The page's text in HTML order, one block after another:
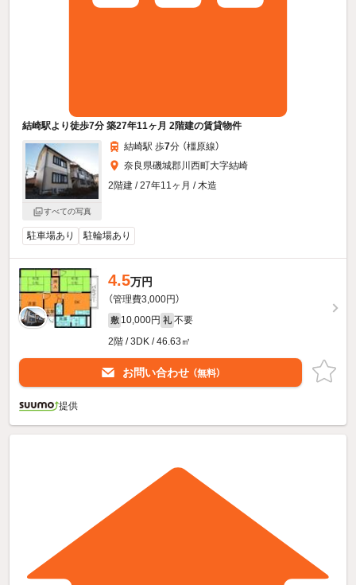
結崎駅より徒歩7分 築27年11ヶ月 2階建の賃貸物件
すべての写真
結崎駅 歩7分 （橿原線）
奈良県磯城郡川西町大字結崎
2階建 / 27年11ヶ月 / 木造
駐車場あり 駐輪場あり
4.5万円
（管理費3,000円）
敷 10,000円 礼 不要
2階 / 3DK / 46.63㎡
お問い合わせ （無料）
提供